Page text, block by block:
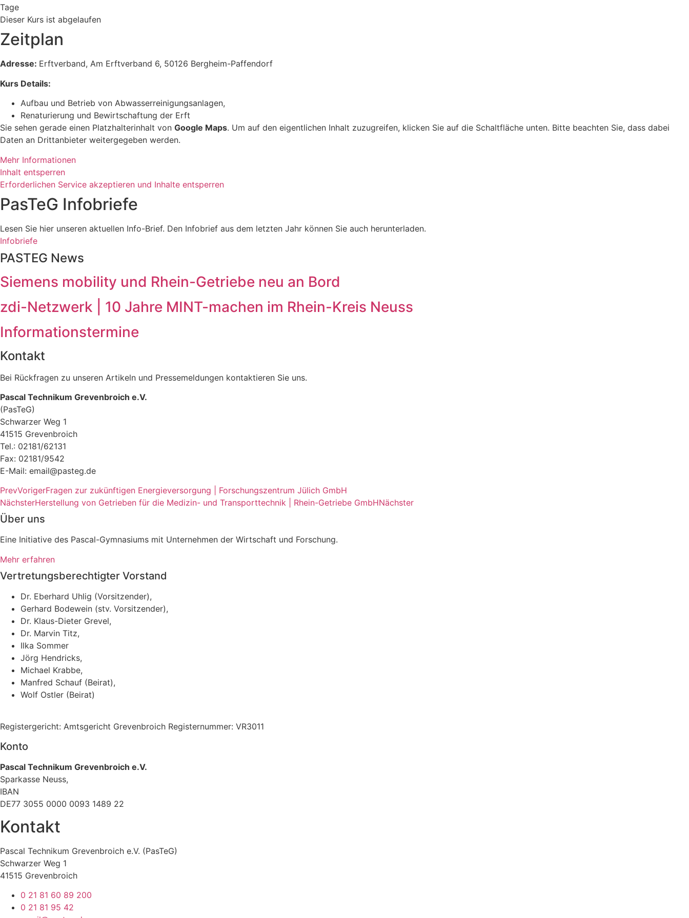
Tage
Dieser Kurs ist abgelaufen
Zeitplan
Adresse: Erftverband, Am Erftverband 6, 50126 Bergheim-Paffendorf
Kurs Details:
Aufbau und Betrieb von Abwasserreinigungsanlagen,
Renaturierung und Bewirtschaftung der Erft
Sie sehen gerade einen Platzhalterinhalt von Google Maps. Um auf den eigentlichen Inhalt zuzugreifen, klicken Sie auf die Schaltfläche unten. Bitte beachten Sie, dass dabei
Daten an Drittanbieter weitergegeben werden.
Mehr Informationen
Inhalt entsperren
Erforderlichen Service akzeptieren und Inhalte entsperren
PasTeG Infobriefe
Lesen Sie hier unseren aktuellen Info-Brief. Den Infobrief aus dem letzten Jahr können Sie auch herunterladen.
Infobriefe
PASTEG News
Siemens mobility und Rhein-Getriebe neu an Bord
zdi-Netzwerk | 10 Jahre MINT-machen im Rhein-Kreis Neuss
Informationstermine
Kontakt
Bei Rückfragen zu unseren Artikeln und Pressemeldungen kontaktieren Sie uns.
Pascal Technikum Grevenbroich e.V.
(PasTeG)
Schwarzer Weg 1
41515 Grevenbroich
Tel.: 02181/62131
Fax: 02181/9542
E-Mail: email@pasteg.de
PrevVorigerFragen zur zukünftigen Energieversorgung | Forschungszentrum Jülich GmbH
NächsterHerstellung von Getrieben für die Medizin- und Transporttechnik | Rhein-Getriebe GmbHNächster
Über uns
Eine Initiative des Pascal-Gymnasiums mit Unternehmen der Wirtschaft und Forschung.
Mehr erfahren
Vertretungsberechtigter Vorstand
Dr. Eberhard Uhlig (Vorsitzender),
Gerhard Bodewein (stv. Vorsitzender),
Dr. Klaus-Dieter Grevel,
Dr. Marvin Titz,
Ilka Sommer
Jörg Hendricks,
Michael Krabbe,
Manfred Schauf (Beirat),
Wolf Ostler (Beirat)
Registergericht: Amtsgericht Grevenbroich Registernummer: VR3011
Konto
Pascal Technikum Grevenbroich e.V.
Sparkasse Neuss,
IBAN
DE77 3055 0000 0093 1489 22
Kontakt
Pascal Technikum Grevenbroich e.V. (PasTeG)
Schwarzer Weg 1
41515 Grevenbroich
0 21 81 60 89 200
0 21 81 95 42